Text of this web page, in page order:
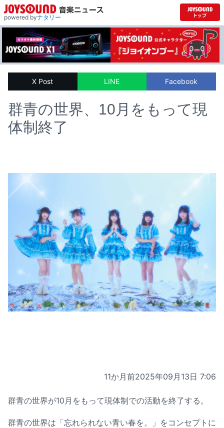
powered byナタリー
X Post LINE Facebook
群青の世界、10月をもって現
体制終了
11か月前2025年09月13日 7:06
群青の世界が10月をもって現体制での活動を終了する。
群青の世界は「忘れられない青い春を。」をコンセプトに